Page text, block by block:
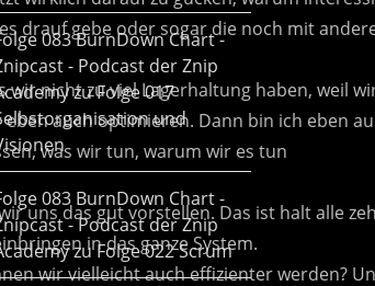
083 BurnDown Chart -
- Podcast der Znip
zuFolge 017
und
083 BurnDown Chart -
- Podcast der Znip
zuFolge 022 Scrum